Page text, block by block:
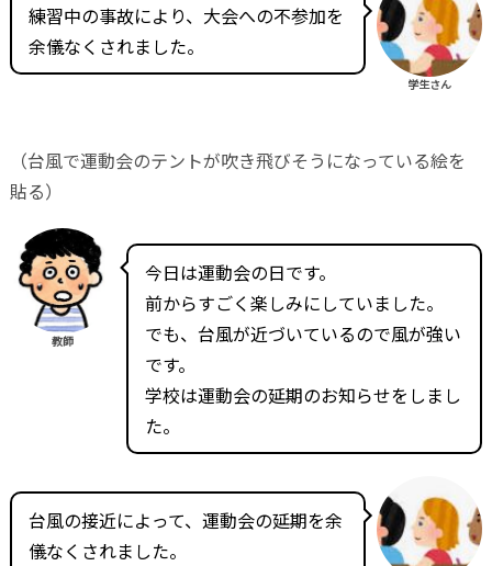
練習中の事故により、大会への不参加を
余儀なくされました。
学生さん
（台風で運動会のテントが吹き飛びそうになっている絵を
貼る）
教師
今日は運動会の日です。
前からすごく楽しみにしていました。
でも、台風が近づいているので風が強い
です。
学校は運動会の延期のお知らせをしまし
た。
台風の接近によって、運動会の延期を余
儀なくされました。